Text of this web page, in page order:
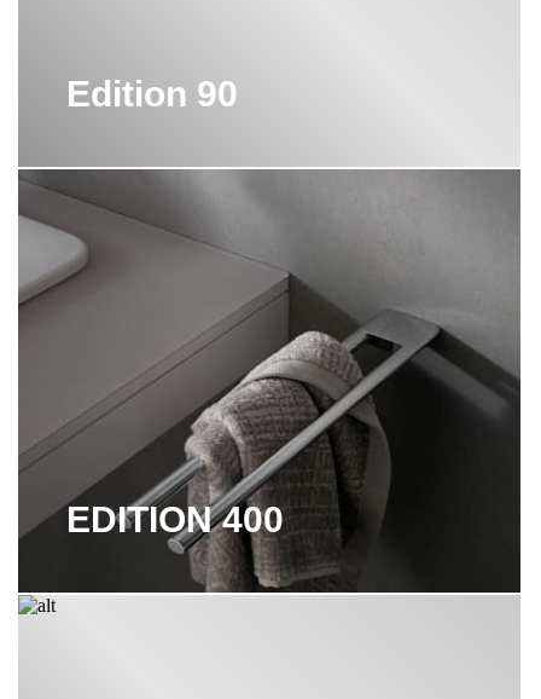
ЕРШИК KEUCO
ЗЕРКАЛО KEUCO
КОРЗИНКА ДЛЯ ДУША KEUCO
МЕБЕЛЬ KEUCO
МЫЛЬНИЦА KEUCO
ПОЛКА KEUCO
ПОЛКА ДЛЯ ПОЛОТЕНЕЦ KEUCO
ПОРУЧЕНЬ KEUCO
Edition 90
EDITION 400